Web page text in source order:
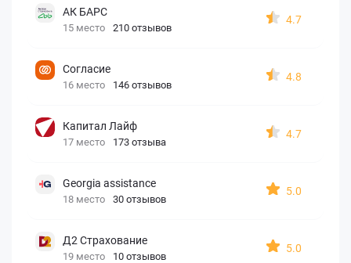
АК БАРС
15 место 210 отзывов
4.7
Согласие
16 место 146 отзывов
4.8
Капитал Лайф
17 место 173 отзыва
4.7
Georgia assistance
18 место 30 отзывов
5.0
Д2 Страхование
19 место 10 отзывов
5.0